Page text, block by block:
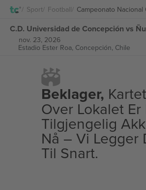
Sport Football Campeonato Nacional
Logg
nov. 23, 2026
Estadio Ester Roa, Concepción, Chile
Beklager, Kartet
Over Lokalet Er
Tilgjengelig
Nå – Vi Legger
Til Snart.